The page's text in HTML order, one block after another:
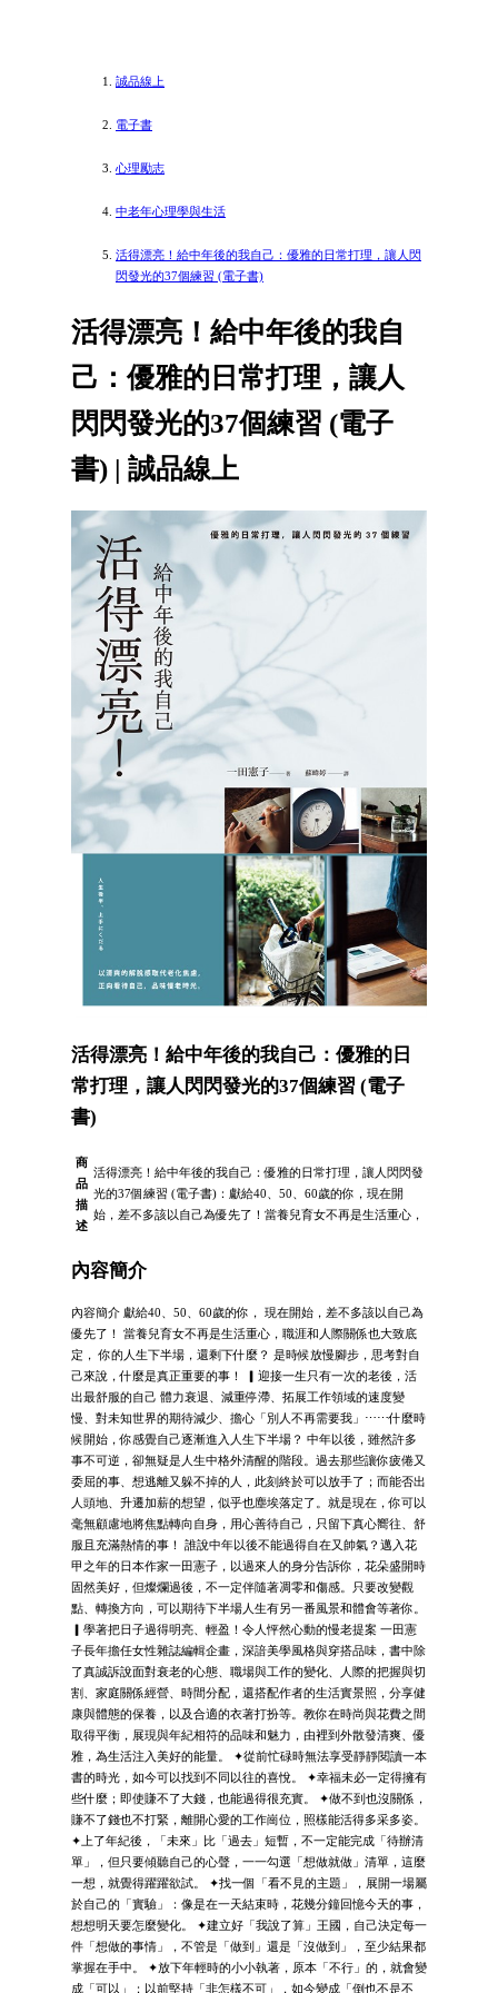
誠品線上
電子書
心理勵志
中老年心理學與生活
活得漂亮！給中年後的我自己：優雅的日常打理，讓人閃
閃發光的37個練習 (電子書)
活得漂亮！給中年後的我自
己：優雅的日常打理，讓人
閃閃發光的37個練習 (電子
書) | 誠品線上
活得漂亮！給中年後的我自己：優雅的日
常打理，讓人閃閃發光的37個練習 (電子
書)
商
品
描
述
活得漂亮！給中年後的我自己：優雅的日常打理，讓人閃閃發
光的37個練習 (電子書)：獻給40、50、60歲的你，現在開
始，差不多該以自己為優先了！當養兒育女不再是生活重心，
內容簡介
內容簡介 獻給40、50、60歲的你， 現在開始，差不多該以自己為
優先了！ 當養兒育女不再是生活重心，職涯和人際關係也大致底
定， 你的人生下半場，還剩下什麼？ 是時候放慢腳步，思考對自
己來說，什麼是真正重要的事！ ▎迎接一生只有一次的老後，活
出最舒服的自己 體力衰退、減重停滯、拓展工作領域的速度變
慢、對未知世界的期待減少、擔心「別人不再需要我」⋯⋯什麼時
候開始，你感覺自己逐漸進入人生下半場？ 中年以後，雖然許多
事不可逆，卻無疑是人生中格外清醒的階段。過去那些讓你疲倦又
委屈的事、想逃離又躲不掉的人，此刻終於可以放手了；而能否出
人頭地、升遷加薪的想望，似乎也塵埃落定了。就是現在，你可以
毫無顧慮地將焦點轉向自身，用心善待自己，只留下真心嚮往、舒
服且充滿熱情的事！ 誰說中年以後不能過得自在又帥氣？邁入花
甲之年的日本作家一田憲子，以過來人的身分告訴你，花朵盛開時
固然美好，但燦爛過後，不一定伴隨著凋零和傷感。只要改變觀
點、轉換方向，可以期待下半場人生有另一番風景和體會等著你。
▎學著把日子過得明亮、輕盈！令人怦然心動的慢老提案 一田憲
子長年擔任女性雜誌編輯企畫，深諳美學風格與穿搭品味，書中除
了真誠訴說面對衰老的心態、職場與工作的變化、人際的把握與切
割、家庭關係經營、時間分配，還搭配作者的生活實景照，分享健
康與體態的保養，以及合適的衣著打扮等。教你在時尚與花費之間
取得平衡，展現與年紀相符的品味和魅力，由裡到外散發清爽、優
雅，為生活注入美好的能量。 ✦從前忙碌時無法享受靜靜閱讀一本
書的時光，如今可以找到不同以往的喜悅。 ✦幸福未必一定得擁有
些什麼；即使賺不了大錢，也能過得很充實。 ✦做不到也沒關係，
賺不了錢也不打緊，離開心愛的工作崗位，照樣能活得多采多姿。
✦上了年紀後，「未來」比「過去」短暫，不一定能完成「待辦清
單」，但只要傾聽自己的心聲，一一勾選「想做就做」清單，這麼
一想，就覺得躍躍欲試。 ✦找一個「看不見的主題」，展開一場屬
於自己的「實驗」：像是在一天結束時，花幾分鐘回憶今天的事，
想想明天要怎麼變化。 ✦建立好「我說了算」王國，自己決定每一
件「想做的事情」，不管是「做到」還是「沒做到」，至少結果都
掌握在手中。 ✦放下年輕時的小小執著，原本「不行」的，就會變
成「可以」；以前堅持「非怎樣不可」，如今變成「倒也不是不